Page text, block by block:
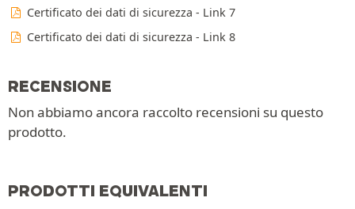
Certificato dei dati di sicurezza - Link 7
Certificato dei dati di sicurezza - Link 8
RECENSIONE
Non abbiamo ancora raccolto recensioni su questo
prodotto.
PRODOTTI EQUIVALENTI